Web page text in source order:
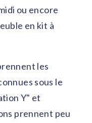
ou encore
en kit à
les
sous le
Y" et
prennent peu